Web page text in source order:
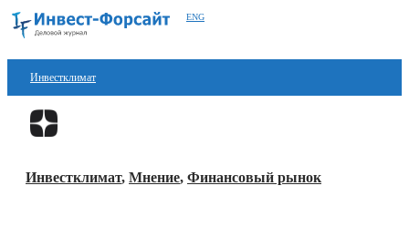
ENG
Инвестклимат
Финансы
Блокчейн
Инвестклимат, Мнение, Финансовый рынок